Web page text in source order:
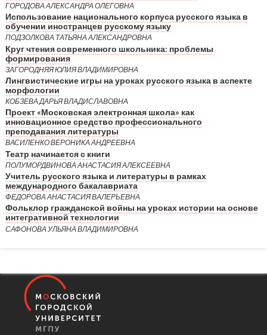
ГОРОДОВА АЛЕКСАНДРА ОЛЕГОВНА
Использование национального корпуса русского языка в
обучении иностранцев русскому языку
ПОДЗОЛКОВА ТАТЬЯНА АЛЕКСАНДРОВНА
Круг чтения современного школьника: проблемы
формирования
ЗАГОРОДНЯЯ ЮЛИЯ ВЛАДИМИРОВНА
Лингвистические игры на уроках русского языка в аспекте
морфологии
КОБЗЕВА ДАРЬЯ ВЛАДИСЛАВОВНА
Проект «Московская электронная школа» как
инновационное средство профессионального
преподавания литературы
ВАСИЛЕНКО ВЕРОНИКА АНДРЕЕВНА
Театр начинается с книги
ПОЛУМОРДВИНОВА АНАСТАСИЯ АЛЕКСЕЕВНА
Учитель русского языка и литературы в рамках
международного бакалавриата
ФЕДОРОВА АНАСТАСИЯ ВАЛЕРЬЕВНА
Фольклор гражданской войны на уроках истории на основе
интегративной технологии
САФОНОВА УЛЬЯНА ВЛАДИМИРОВНА